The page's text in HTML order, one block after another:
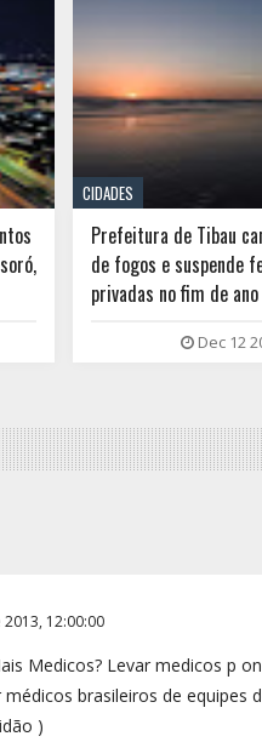
CIDADES
Prefeitura de Tibau
de fogos e suspende
privadas no fim de ano
Dec 12
12:00:00
Medicos? Levar medicos p
brasileiros de equipes
)